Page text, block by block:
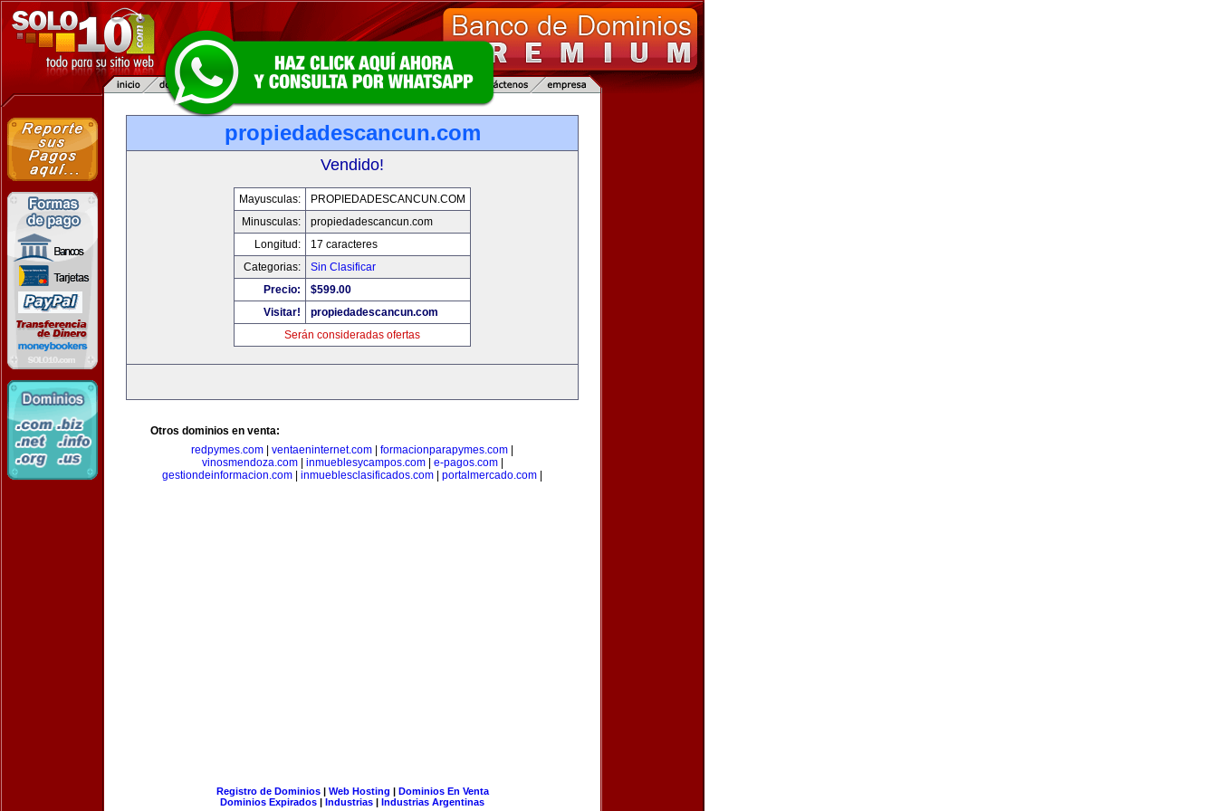
propiedadescancun.com
Vendido!
Mayusculas:
PROPIEDADESCANCUN.COM
Minusculas:
propiedadescancun.com
Longitud:
17 caracteres
Categorias:
Sin Clasificar
Precio:
$599.00
Visitar!
propiedadescancun.com
Serán consideradas ofertas
Otros dominios en venta:
redpymes.com
ventaeninternet.com formacionparapymes.com
vinosmendoza.com| inmueblesycampos.com| e-pagos.com|
gestiondeinformacion.com
inmueblesclasificados.com portalmercado.com
Registro de Dominios| Web Hosting | Dominios En Venta
Dominios Expirados | Industrias | Industrias Argentinas